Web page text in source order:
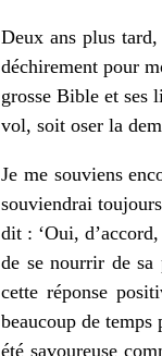
Deux ans plus
déchirement pour
grosse Bible et ses
vol, soit oser la
Je me souviens
souviendrai
dit : ‘Oui,
de se nourrir de sa
cette réponse
beaucoup de
été savoureuse